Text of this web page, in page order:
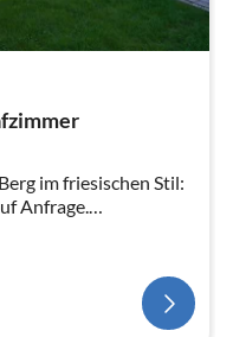
im friesischen Stil:
Anfrage.
Wohnzimmer,